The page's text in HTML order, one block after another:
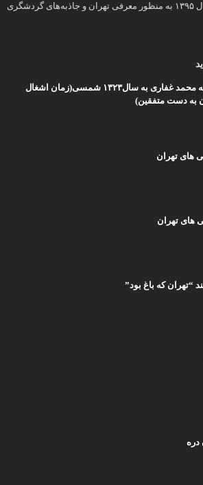
سایت تهران شناسی در سال ۱۳۹۵ به منظور معرفی تهران و جاذبه‌های گردشگری
نقشه محمد غفاری به سال۱۳۲۳ شمسی(زمان اشغال
به دست متفقین)
های تهران
های تهران
“تهران که باغ بود”
دره